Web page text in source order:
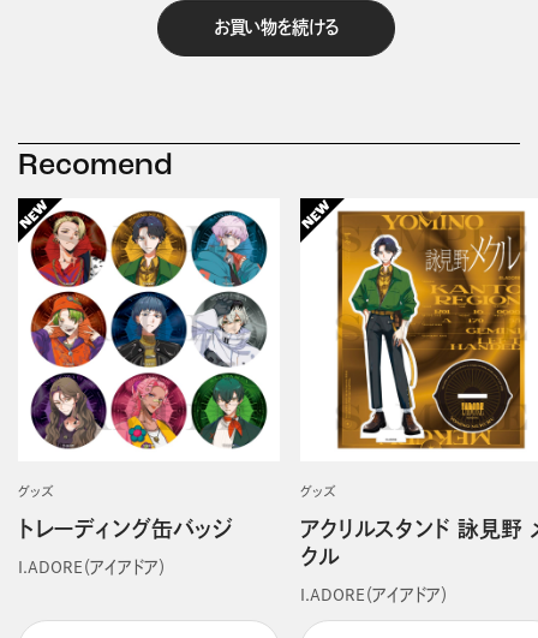
お買い物を続ける
Recomend
グッズ
トレーディング缶バッジ
I.ADORE（アイアドア）
グッズ
アクリルスタンド 詠見野
クル
I.ADORE（アイアドア）